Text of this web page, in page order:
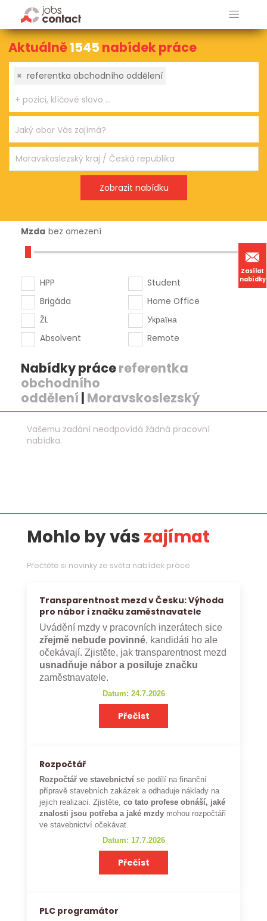
Zasílat
nabídky
Aktuálně1545 nabídek práce
× referentka obchodního oddělení
Mzda bez omezení
HPP
Brigáda
ŽL
Absolvent
Student
Home Office
Україна
Remote
Nabídky prácereferentka
obchodního
oddělení | Moravskoslezský
Vašemu zadání neodpovídá žádná pracovní
nabídka.
Mohlo by vás zajímat
Přečtěte si novinky ze světa nabídek práce
Transparentnost mezd v Česku: Výhoda
pro nábor i značku zaměstnavatele
Uvádění mzdy v pracovních inzerátech sice
zřejmě nebude povinné, kandidáti ho ale
očekávají. Zjistěte, jak transparentnost mezd
usnadňuje nábor a posiluje značku
zaměstnavatele.
Datum: 24.7.2026
Přečíst
Rozpočtář
Rozpočtář ve stavebnictví se podílí na finanční
přípravě stavebních zakázek a odhaduje náklady na
jejich realizaci. Zjistěte,co tato profese obnáší, jaké
znalosti jsou potřeba a jaké mzdy mohou rozpočtáři
ve stavebnictví očekávat.
Datum: 17.7.2026
Přečíst
PLC programátor